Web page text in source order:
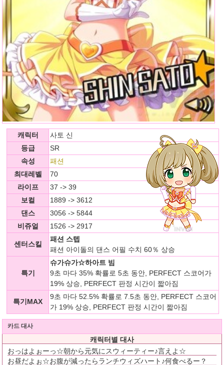
캐릭터
사토 신
등급
SR
속성
패션
최대레벨
70
라이프
37 -> 39
보컬
1889 -> 3612
댄스
3056 -> 5844
비쥬얼
1526 -> 2917
센터스킬
패션 스텝
패션 아이돌의 댄스 어필 수치 60％ 상승
특기
슈가슈가☆하아트 빔
9초 마다 35% 확률로 5초 동안, PERFECT 스코어가
19% 상승, PERFECT 판정 시간이 짧아짐
특기MAX
9초 마다 52.5% 확률로 7.5초 동안, PERFECT 스코어
가 19% 상승, PERFECT 판정 시간이 짧아짐
카드 대사
캐릭터별 대사
おっはよぉーっ☆朝から元気にスウィーティー♪言えよ☆
お昼だよぉ☆お腹が減ったらランチウィズハート♪何食べるー？